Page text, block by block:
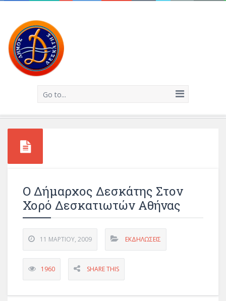
Go to...
Ο Δήμαρχος Δεσκάτης Στον
Χορό Δεσκατιωτών Αθήνας
11 ΜΑΡΤΊΟΥ, 2009 ΕΚΔΗΛΏΣΕΙΣ
1960 SHARE THIS